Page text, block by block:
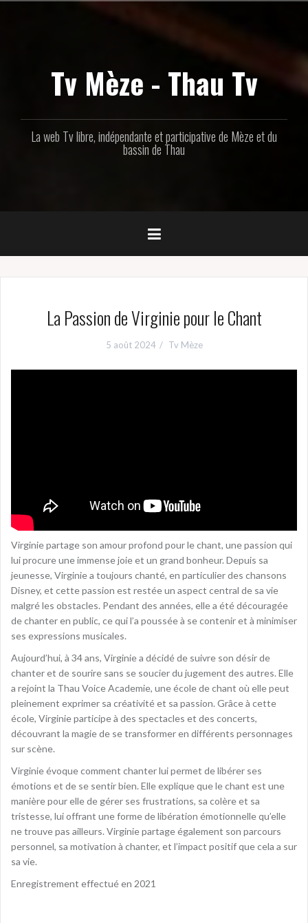
Tv Mèze - Thau Tv
La web Tv libre, indépendante et participative de Mèze et du
bassin de Thau
La Passion de Virginie pour le Chant
5 août 2024 Tv Mèze
Virginie partage son amour profond pour le chant, une passion qui
lui procure une immense joie et un grand bonheur. Depuis sa
jeunesse, Virginie a toujours chanté, en particulier des chansons
Disney, et cette passion est restée un aspect central de sa vie
malgré les obstacles. Pendant des années, elle a été découragée
de chanter en public, ce qui l’a poussée à se contenir et à minimiser
ses expressions musicales.
Aujourd’hui, à 34 ans, Virginie a décidé de suivre son désir de
chanter et de sourire sans se soucier du jugement des autres. Elle
a rejoint la Thau Voice Academie, une école de chant où elle peut
pleinement exprimer sa créativité et sa passion. Grâce à cette
école, Virginie participe à des spectacles et des concerts,
découvrant la magie de se transformer en différents personnages
sur scène.
Virginie évoque comment chanter lui permet de libérer ses
émotions et de se sentir bien. Elle explique que le chant est une
manière pour elle de gérer ses frustrations, sa colère et sa
tristesse, lui offrant une forme de libération émotionnelle qu’elle
ne trouve pas ailleurs. Virginie partage également son parcours
personnel, sa motivation à chanter, et l’impact positif que cela a sur
sa vie.
Enregistrement effectué en 2021